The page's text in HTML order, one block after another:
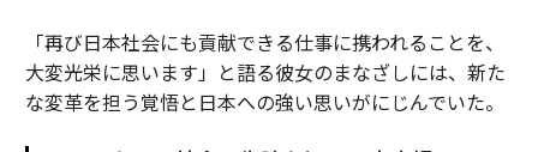
「再び日本社会にも貢献できる仕事に携われることを、
大変光栄に思います」と語る彼女のまなざしには、新た
な変革を担う覚悟と日本への強い思いがにじんでいた。